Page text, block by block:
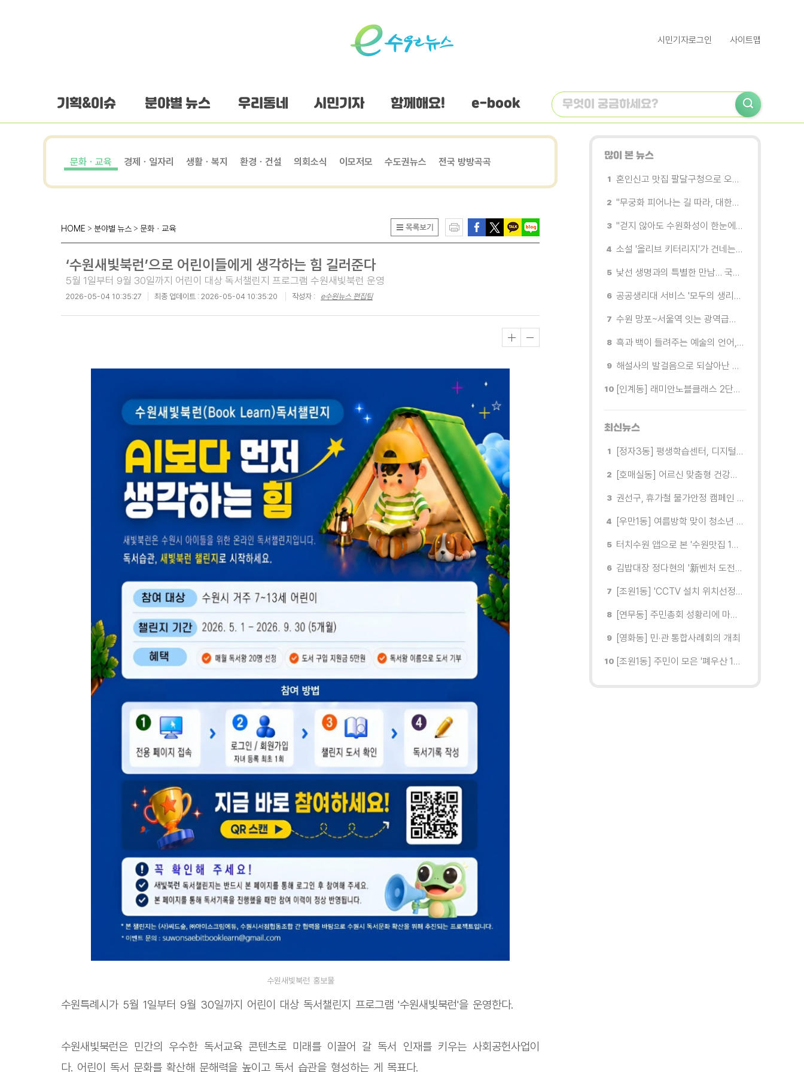
시민기자로그인 사이트맵
기획&이슈 분야별 뉴스 우리동네 시민기자 함께해요! e-book
문화ㆍ교육 경제ㆍ일자리 생활ㆍ복지 환경ㆍ건설 의회소식 이모저모 수도권뉴스 전국 방방곡곡
HOME > 분야별 뉴스 > 문화ㆍ교육
‘수원새빛북런’으로 어린이들에게 생각하는 힘 길러준다
5월 1일부터 9월 30일까지 어린이 대상 독서챌린지 프로그램 수원새빛북런 운영
2026-05-04 10:35:27 최종 업데이트 : 2026-05-04 10:35:20 작성자 : e수원뉴스 편집팀
수원새빛북런 홍보물
수원특례시가 5월 1일부터 9월 30일까지 어린이 대상 독서챌린지 프로그램 '수원새빛북런'을 운영한다.
수원새빛북런은 민간의 우수한 독서교육 콘텐츠로 미래를 이끌어 갈 독서 인재를 키우는 사회공헌사업이
다. 어린이 독서 문화를 확산해 문해력을 높이고 독서 습관을 형성하는 게 목표다.
많이 본 뉴스
혼인신고 맛집 팔달구청으로 오세요
"무궁화 피어나는 길 따라, 대한민국을 걷는다"
"걷지 않아도 수원화성이 한눈에"…무장애 관광버스 '수원행차' 타보니
소설 '올리브 키터리지'가 건네는 삶과 연민의 철학
낯선 생명과의 특별한 만남… 국제전 《패트리샤 피치니니: 킨쉽》
공공생리대 서비스 '모두의 생리대' 시범 운영...수원시청·4개 구청 등에 지급기 설치
수원 망포~서울역 잇는 광역급행버스 M5165번, 8월 3일 개통
흑과 백이 들려주는 예술의 언어, 수원시립미술관 소장품전《블랑 블랙 파노라마》
해설사의 발걸음으로 되살아난 수원의 독립운동 역사
[인계동] 래미안노블클래스 2단지 경로당, 무더위 속 독거노인에게 '따뜻한 한 끼' 대접
최신뉴스
[정자3동] 평생학습센터, 디지털 생활문해교실 개강
[호매실동] 어르신 맞춤형 건강특화사업 「은빛반짝 실버종이공방」 운영
권선구, 휴가철 물가안정 캠페인 전개
[우만1동] 여름방학 맞이 청소년 유해환경 캠페인 실시
터치수원 앱으로 본 '수원맛집 100선'... 장안구 맛집을 찾다
김밥대장 정다현의 '新벤처 도전이야기'
[조원1동] 'CCTV 설치 위치선정협의회' 회의 개최
[연무동] 주민총회 성황리에 마무리
[영화동] 민·관 통합사례회의 개최
[조원1동] 주민이 모은 '폐우산 100개' 수원여대에 1차 전달